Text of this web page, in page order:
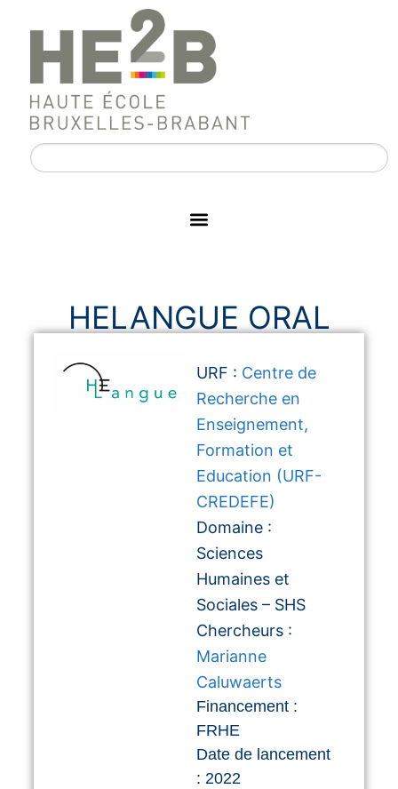
HELANGUE ORAL
URF : Centre de
Recherche en
Enseignement,
Formation et
Education (URF-
CREDEFE)
Domaine :
Sciences
Humaines et
Sociales – SHS
Chercheurs :
Marianne
Caluwaerts
Financement :
FRHE
Date de lancement
: 2022